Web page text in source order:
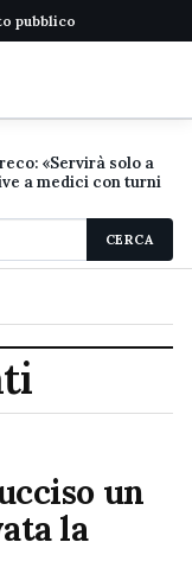
pubblico
«Servirà solo a
a medici con turni
CERCA
un
la